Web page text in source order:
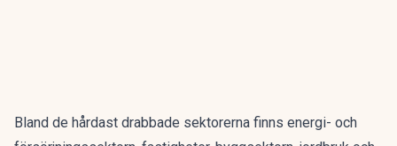
Bland de hårdast drabbade sektorerna finns energi- och